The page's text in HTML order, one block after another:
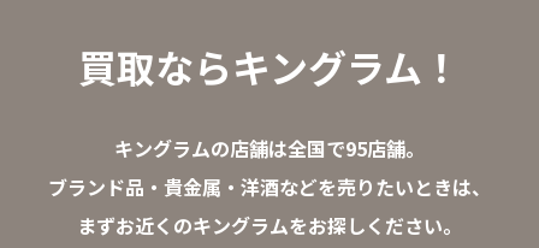
買取ならキングラム！
キングラムの店舗は全国で95店舗。
ブランド品・貴金属・洋酒などを売りたいときは、
まずお近くのキングラムをお探しください。